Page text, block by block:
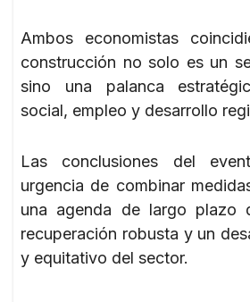
Ambos economistas
construcción no solo es un
sino una palanca
social, empleo y desarrollo
Las conclusiones del
urgencia de combinar
una agenda de largo plazo
recuperación robusta y un
y equitativo del sector.